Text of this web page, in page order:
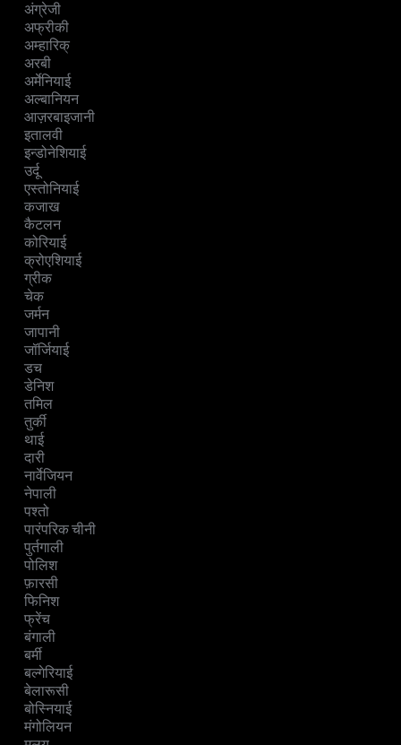
अंग्रेजी
अफ्रीकी
अम्हारिक्
अरबी
अर्मेनियाई
अल्बानियन
आज़रबाइजानी
इतालवी
इन्डोनेशियाई
उर्दू
एस्तोनियाई
कजाख
कैटलन
कोरियाई
क्रोएशियाई
ग्रीक
चेक
जर्मन
जापानी
जॉर्जियाई
डच
डेनिश
तमिल
तुर्की
थाई
दारी
नार्वेजियन
नेपाली
पश्तो
पारंपरिक चीनी
पुर्तगाली
पोलिश
फ़ारसी
फिनिश
फ्रेंच
बंगाली
बर्मी
बल्गेरियाई
बेलारूसी
बोस्नियाई
मंगोलियन